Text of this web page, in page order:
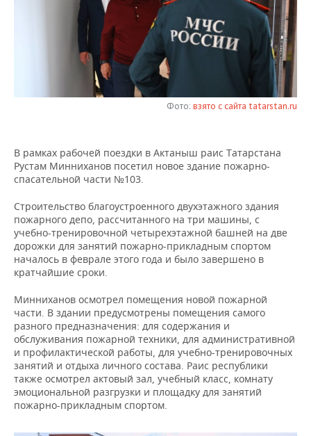
НЕФТЕХИМИЯ
ЭНЕРГЕТИКА
РОЗНИЧНАЯ ТОРГОВЛЯ
ТРАНСПОРТ
НОВОСТИ ТЕХНОЛОГИЙ
МЕРОПРИЯТИЯ
НОВОСТИ МЕРОПРИЯТИЙ
ВЫЕЗДНАЯ РЕДАКЦИЯ
ONLINE-КОНФЕРЕНЦИИ
ОТКРЫТАЯ ЛЕКЦИЯ
НОВОСТИ СПОРТА
ХОККЕЙ
БАСКЕТБОЛ
ВОЛЕЙБОЛ
КИБЕРСПОРТ
ФИГУРНОЕ КАТАНИЕ
ВОДНЫЕ ВИДЫ СПОРТА
ХОККЕЙ С МЯЧОМ
ВЛАСТЬ
ИНФРАСТРУКТУРА
ИСТОРИЯ
КУЛЬТУРА
МЕДИЦИНА
ОБРАЗОВАНИЕ
ПРОИСШЕСТВИЯ
СЮЖЕТЫ
СПРАВОЧНИК
СПИСОК ПЕРСОН
СПИСОК КОМПАНИЙ
ПОЛНАЯ ВЕРСИЯ
Фото: взято с сайта tatarstan.ru
В рамках рабочей поездки в Актаныш раис Татарстана
Рустам Минниханов посетил новое здание пожарно-
спасательной части №103.
Строительство благоустроенного двухэтажного здания
пожарного депо, рассчитанного на три машины, с
учебно-тренировочной четырехэтажной башней на две
дорожки для занятий пожарно-прикладным спортом
началось в феврале этого года и было завершено в
кратчайшие сроки.
Минниханов осмотрел помещения новой пожарной
части. В здании предусмотрены помещения самого
разного предназначения: для содержания и
обслуживания пожарной техники, для административной
и профилактической работы, для учебно-тренировочных
занятий и отдыха личного состава. Раис республики
также осмотрел актовый зал, учебный класс, комнату
эмоциональной разгрузки и площадку для занятий
пожарно-прикладным спортом.